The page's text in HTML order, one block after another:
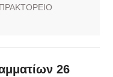
ΠΡΑΚΤΟΡΕΙΟ
26